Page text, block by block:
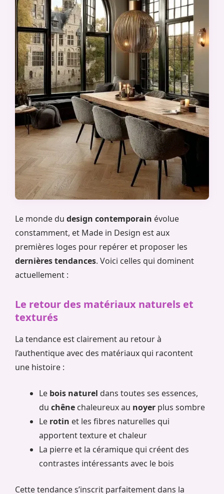
Le monde du design contemporain évolue
constamment, et Made in Design est aux
premières loges pour repérer et proposer les
dernières tendances. Voici celles qui dominent
actuellement :
Le retour des matériaux naturels et
texturés
La tendance est clairement au retour à
l’authentique avec des matériaux qui racontent
une histoire :
Le bois naturel dans toutes ses essences,
du chêne chaleureux au noyer plus sombre
Le rotin et les fibres naturelles qui
apportent texture et chaleur
La pierre et la céramique qui créent des
contrastes intéressants avec le bois
Cette tendance s’inscrit parfaitement dans la